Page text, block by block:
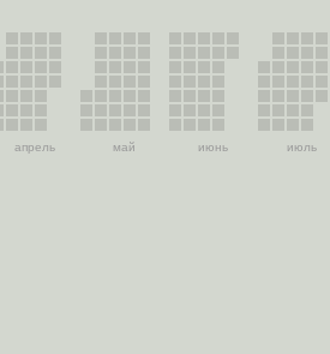
апрель май июнь июль